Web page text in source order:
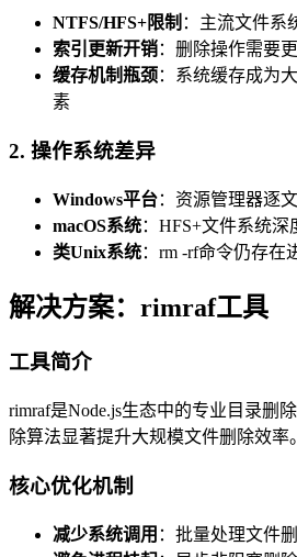
NTFS/HFS+限制 ：主流文件系
索引更新开销：删除操作需要
缓存机制瓶颈：系统缓存成为
素
2. 操作系统差异
Windows平台：资源管理器逐
macOS系统：HFS+文件系统
类Unix系统：rm -rf命令仍存在
解决方案：rimraf工具
工具简介
rimraf是Node.js生态中的专业目录删
除算法显著提升大规模文件删除效率。
核心优化机制
减少系统调用 ：批量处理文件